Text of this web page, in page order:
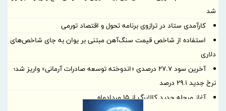
شد
کارآمدی ستاد در ترازوی برنامه تحول و اقتصاد تورمی
استفاده از شاخص قیمت سنگ‌آهن مبتنی بر یوان به جای شاخص‌های
دلاری
آخرین سود ۲۷.۷ درصدی «اندوخته توسعه صادرات آرمانی» واریز شد؛
نرخ جدید ۲۹.۱ درصد
آغاز مرحله جدید کالابرگ از ۱۵ مردادماه